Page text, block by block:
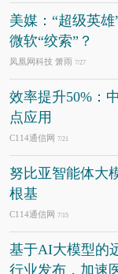
美媒：“超级英
微软“绞索”？
凤凰网科技 箫雨 7/27
效率提升50%：
点应用
C114通信网 7/21
努比亚智能体大
根基
C114通信网 7/15
基于AI大模型的
行业发布，加速